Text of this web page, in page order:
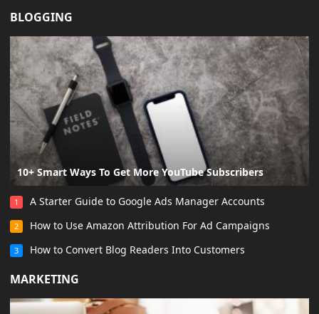
BLOGGING
10+ Smart Ways To Get More YouTube Subscribers
1 A Starter Guide to Google Ads Manager Accounts
2 How to Use Amazon Attribution For Ad Campaigns
3 How to Convert Blog Readers Into Customers
MARKETING